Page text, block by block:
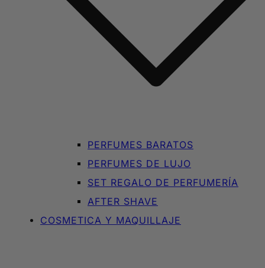
PERFUMES BARATOS
PERFUMES DE LUJO
SET REGALO DE PERFUMERÍA
AFTER SHAVE
COSMETICA Y MAQUILLAJE